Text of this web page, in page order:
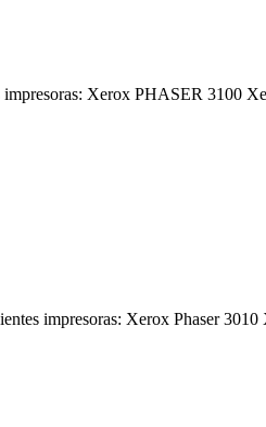
Xerox PHASER 3100
impresoras: Xerox Phaser